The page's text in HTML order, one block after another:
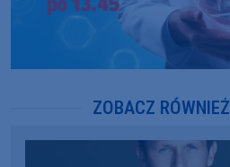
ZOBACZ RÓWNIEŻ